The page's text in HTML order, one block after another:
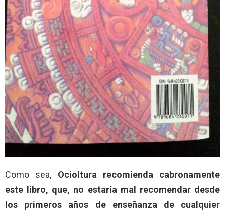
Como sea, Ocioltura recomienda cabronamente
este libro, que, no estaría mal recomendar desde
los primeros años de enseñanza de cualquier